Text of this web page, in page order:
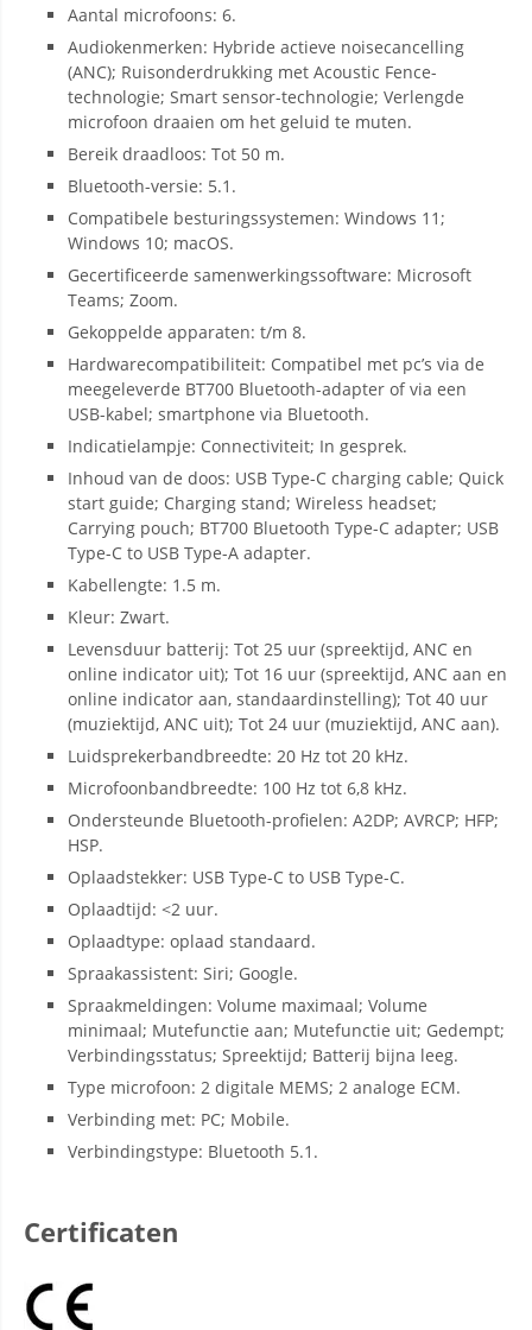
Aantal microfoons: 6.
Audiokenmerken: Hybride actieve noisecancelling
(ANC); Ruisonderdrukking met Acoustic Fence-
technologie; Smart sensor-technologie; Verlengde
microfoon draaien om het geluid te muten.
Bereik draadloos: Tot 50 m.
Bluetooth-versie: 5.1.
Compatibele besturingssystemen: Windows 11;
Windows 10; macOS.
Gecertificeerde samenwerkingssoftware: Microsoft
Teams; Zoom.
Gekoppelde apparaten: t/m 8.
Hardwarecompatibiliteit: Compatibel met pc’s via de
meegeleverde BT700 Bluetooth-adapter of via een
USB-kabel; smartphone via Bluetooth.
Indicatielampje: Connectiviteit; In gesprek.
Inhoud van de doos: USB Type-C charging cable; Quick
start guide; Charging stand; Wireless headset;
Carrying pouch; BT700 Bluetooth Type-C adapter; USB
Type-C to USB Type-A adapter.
Kabellengte: 1.5 m.
Kleur: Zwart.
Levensduur batterij: Tot 25 uur (spreektijd, ANC en
online indicator uit); Tot 16 uur (spreektijd, ANC aan en
online indicator aan, standaardinstelling); Tot 40 uur
(muziektijd, ANC uit); Tot 24 uur (muziektijd, ANC aan).
Luidsprekerbandbreedte: 20 Hz tot 20 kHz.
Microfoonbandbreedte: 100 Hz tot 6,8 kHz.
Ondersteunde Bluetooth-profielen: A2DP; AVRCP; HFP;
HSP.
Oplaadstekker: USB Type-C to USB Type-C.
Oplaadtijd: <2 uur.
Oplaadtype: oplaad standaard.
Spraakassistent: Siri; Google.
Spraakmeldingen: Volume maximaal; Volume
minimaal; Mutefunctie aan; Mutefunctie uit; Gedempt;
Verbindingsstatus; Spreektijd; Batterij bijna leeg.
Type microfoon: 2 digitale MEMS; 2 analoge ECM.
Verbinding met: PC; Mobile.
Verbindingstype: Bluetooth 5.1.
Certificaten